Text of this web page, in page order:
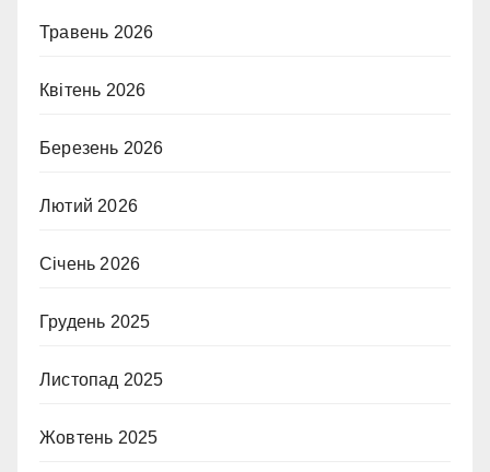
Травень 2026
Квітень 2026
Березень 2026
Лютий 2026
Січень 2026
Грудень 2025
Листопад 2025
Жовтень 2025